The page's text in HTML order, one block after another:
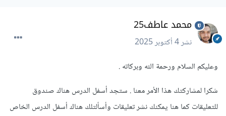
محمد عاطف25
نشر4 أكتوبر 2025
وعليكم السلام ورحمة الله وبركاته .
شكرا لمشاركتك هذا الأمر معنا . ستجد أسفل الدرس هناك صندوق
للتعليقات كما هنا يمكنك نشر تعليقات وأسألتلك هناك أسفل الدرس الخاص